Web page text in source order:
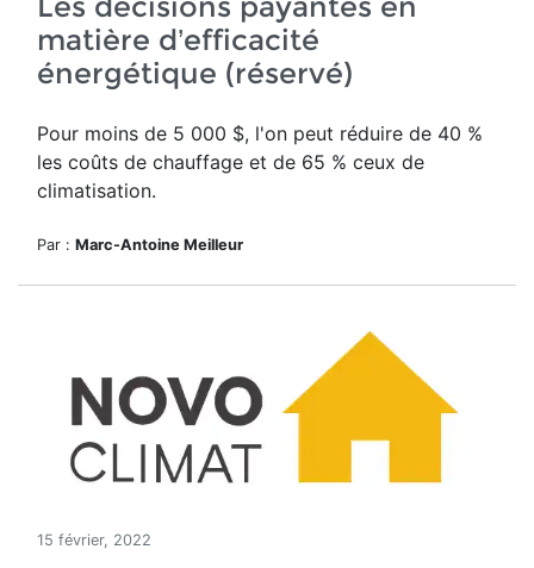
matière d’efficacité
énergétique (réservé)
Pour moins de 5 000 $, l'on peut réduire de 40 %
les coûts de chauffage et de 65 % ceux de
climatisation.
Par : Marc-Antoine Meilleur
15 février, 2022